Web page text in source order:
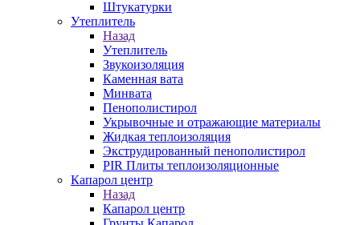
Штукатурки
Утеплитель
Назад
Утеплитель
Звукоизоляция
Каменная вата
Минвата
Пенополистирол
Укрывочные и отражающие материалы
Жидкая теплоизоляция
Экструдированный пенополистирол
PIR Плиты теплоизоляционные
Капарол центр
Назад
Капарол центр